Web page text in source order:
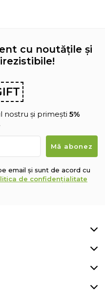
cu noutățile și
nostru și primești 5%
email și sunt de acord cu
de confidențialitate